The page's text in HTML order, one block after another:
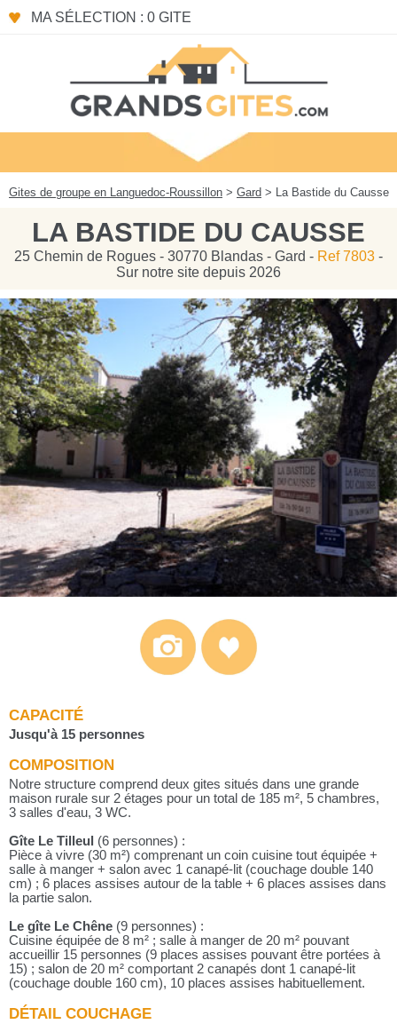
MA SÉLECTION : 0 GITE
Gites de groupe en Languedoc-Roussillon > Gard > La Bastide du Causse
LA BASTIDE DU CAUSSE
25 Chemin de Rogues - 30770 Blandas - Gard - Ref 7803 -
Sur notre site depuis 2026
CAPACITÉ
Jusqu'à 15 personnes
COMPOSITION
Notre structure comprend deux gites situés dans une grande
maison rurale sur 2 étages pour un total de 185 m², 5 chambres,
3 salles d'eau, 3 WC.
Gîte Le Tilleul
(6 personnes) :
Pièce à vivre (30 m²) comprenant un coin cuisine tout équipée +
salle à manger + salon avec 1 canapé-lit (couchage double 140
cm) ; 6 places assises autour de la table + 6 places assises dans
la partie salon.
Le gîte Le Chêne (9 personnes) :
Cuisine équipée de 8 m² ; salle à manger de 20 m² pouvant
accueillir 15 personnes (9 places assises pouvant être portées à
15) ; salon de 20 m² comportant 2 canapés dont 1 canapé-lit
(couchage double 160 cm), 10 places assises habituellement.
DÉTAIL COUCHAGE
Panneau de gestion des cookies